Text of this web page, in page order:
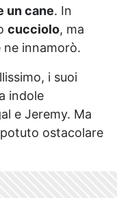
un cane. In
cucciolo, ma
ne innamorò.
i suoi
indole
e Jeremy. Ma
ostacolare